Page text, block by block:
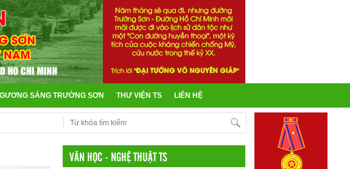
GƯƠNG SÁNG TRƯỜNG SƠN THƯ VIỆN TS LIÊN HỆ
VĂN HỌC - NGHỆ THUẬT TS